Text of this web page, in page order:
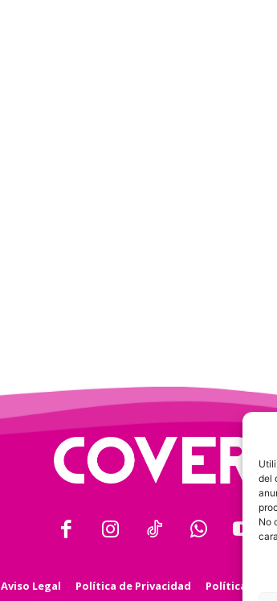
del
No
Aviso Legal Política de Privacidad Política de